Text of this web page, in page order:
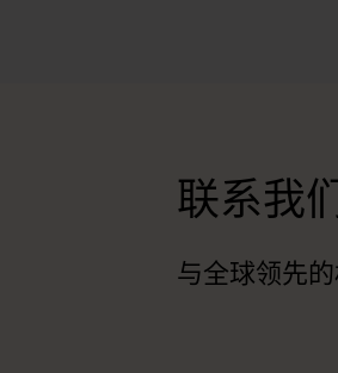
联系我
与全球领先